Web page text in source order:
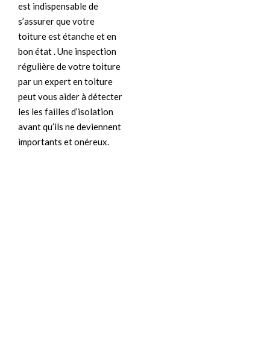
est indispensable de
s’assurer que votre
toiture est étanche et en
bon état . Une inspection
régulière de votre toiture
par un expert en toiture
peut vous aider à détecter
les les failles d’isolation
avant qu’ils ne deviennent
importants et onéreux.